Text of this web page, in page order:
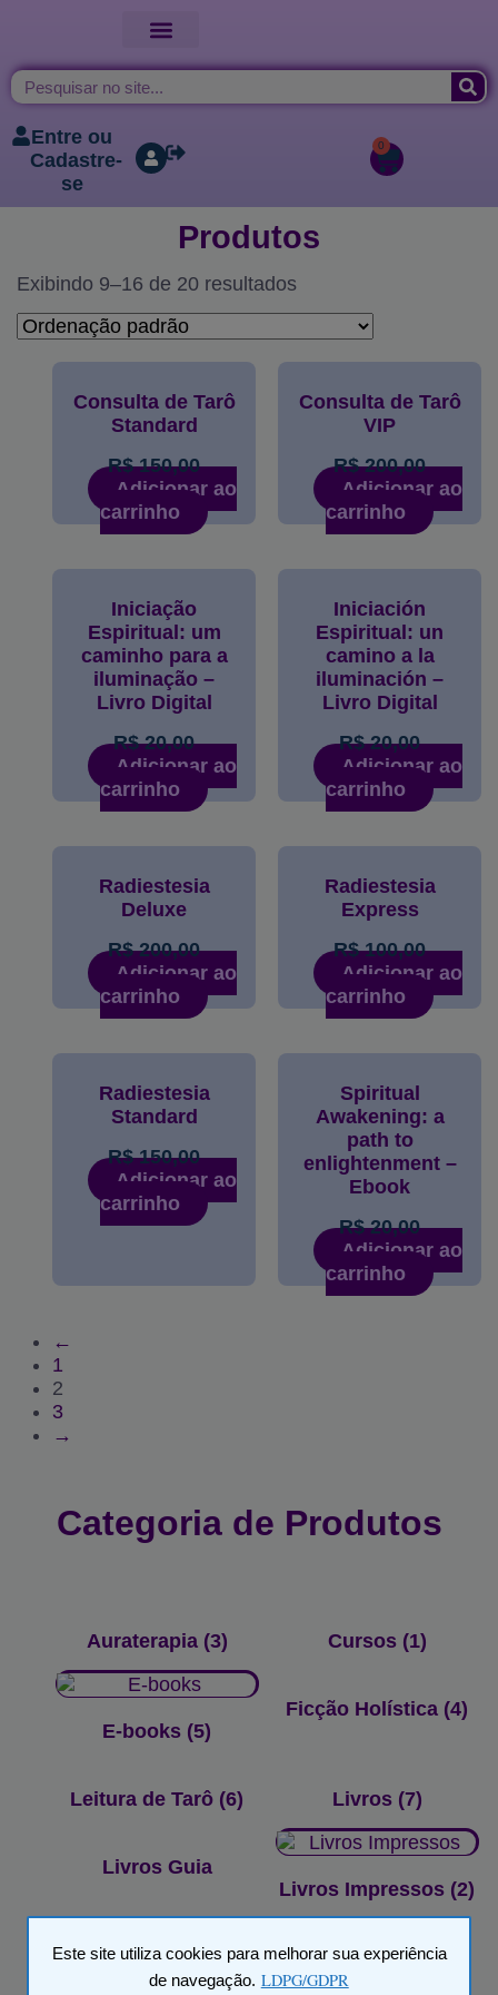
Este site utiliza cookies para melhorar sua experiência
de navegação. LDPG/GDPR
Entre ou
Cadastre-
se
0
Produtos
Exibindo 9–16 de 20 resultados
Consulta de Tarô
Standard
R$150,00
Adicionar ao
carrinho
Consulta de Tarô
VIP
R$200,00
Adicionar ao
carrinho
Iniciação
Espiritual: um
caminho para a
iluminação –
Livro Digital
R$20,00
Adicionar ao
carrinho
Iniciación
Espiritual: un
camino a la
iluminación –
Livro Digital
R$20,00
Adicionar ao
carrinho
Radiestesia
Deluxe
R$200,00
Adicionar ao
carrinho
Radiestesia
Express
R$100,00
Adicionar ao
carrinho
Radiestesia
Standard
R$150,00
Adicionar ao
carrinho
Spiritual
Awakening: a
path to
enlightenment –
Ebook
R$20,00
Adicionar ao
carrinho
←
1
2
3
→
Categoria de Produtos
Auraterapia (3) Cursos (1)
E-books (5)
Ficção Holística (4)
Leitura de Tarô (6) Livros (7)
Livros Guia
Livros Impressos (2)
Mistérios Ocultos Radiestesia(3)